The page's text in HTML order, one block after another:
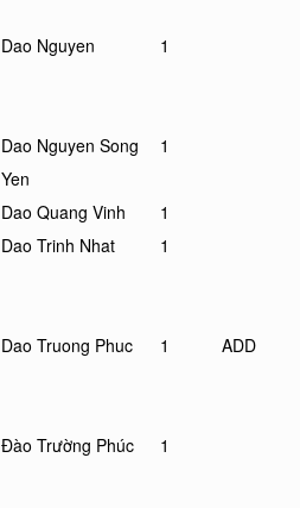
Dao Nguyen 1
Dao Nguyen Song
Yen
1
Dao Quang Vinh
1
Dao Trinh Nhat 1
Dao Truong Phuc 1 ADD
Đào Trường Phúc 1